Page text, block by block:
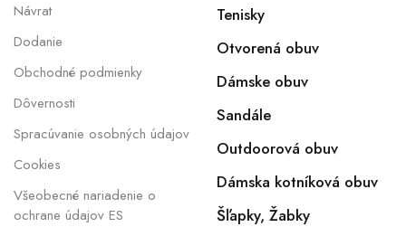
Návrat
Dodanie
Obchodné podmienky
Dôvernosti
Spracúvanie osobných údajov
Cookies
Všeobecné nariadenie o
ochrane údajov ES
Tenisky
Otvorená obuv
Dámske obuv
Sandále
Outdoorová obuv
Dámska kotníková obuv
Šľapky, Žabky